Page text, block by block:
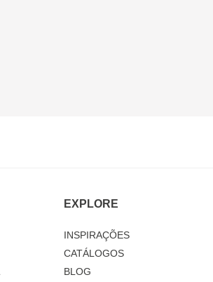
EXPLORE
INSPIRAÇÕES
CATÁLOGOS
BLOG